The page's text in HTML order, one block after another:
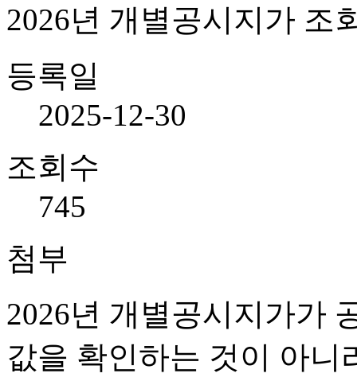
2026년 개별공시지가 조
등록일
2025-12-30
조회수
745
첨부
2026년 개별공시지가가
값을 확인하는 것이 아니